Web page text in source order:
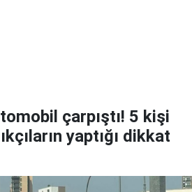
çarpıştı! 5 kişi
yaptığı dikkat